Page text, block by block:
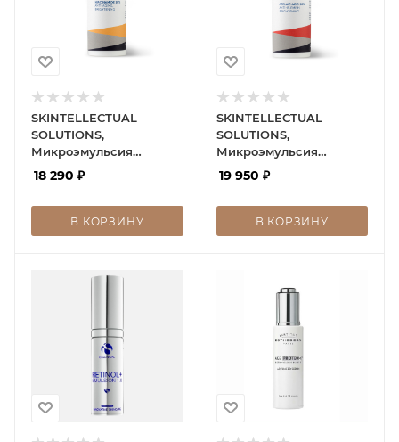
SKINTELLECTUAL
SOLUTIONS,
Микроэмульсия
Ниацинамид 10%
18 290 ₽
В КОРЗИНУ
SKINTELLECTUAL
SOLUTIONS,
Микроэмульсия
Азелаиновая кислота
19 950 ₽
В КОРЗИНУ